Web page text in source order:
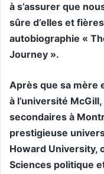
à s’assurer que
sûre d’elles et
autobiographie «
Journey ».
Après que sa mère
à l’université
secondaires à
prestigieuse
Howard University,
Sciences politique